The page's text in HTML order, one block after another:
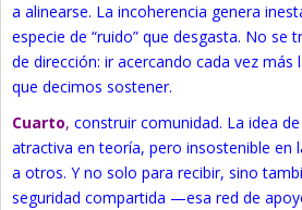
a alinearse. La incoherencia genera
especie de “ruido” que desgasta. No se
de dirección: ir acercando cada vez más
que decimos sostener.
Cuarto, construir comunidad. La idea
atractiva en teoría, pero insostenible en
a otros. Y no solo para recibir, sino
seguridad compartida —esa red de